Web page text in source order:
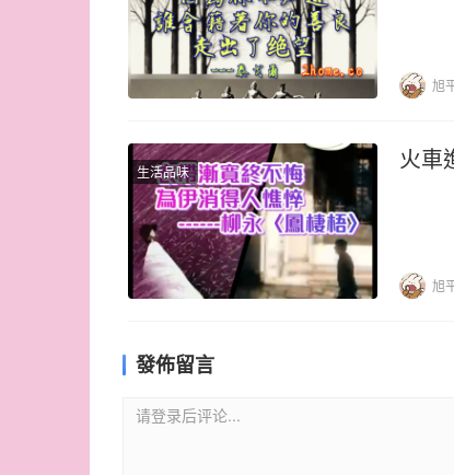
旭
生活品味 火車
旭
發佈留言
请登录后评论...